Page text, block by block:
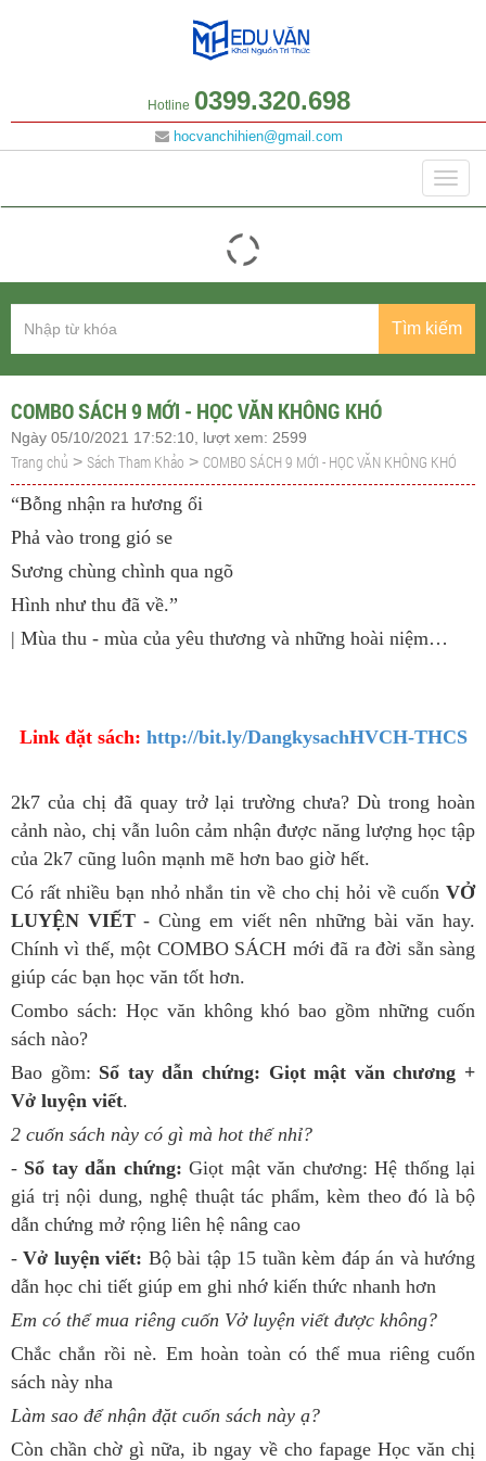
Hotline 0399.320.698
hocvanchihien@gmail.com
Tìm kiếm
COMBO SÁCH 9 MỚI - HỌC VĂN KHÔNG KHÓ
Ngày 05/10/2021 17:52:10, lượt xem: 2599
Trang chủ > Sách Tham Khảo > COMBO SÁCH 9 MỚI - HỌC VĂN KHÔNG KHÓ
“Bỗng nhận ra hương ổi
Phả vào trong gió se
Sương chùng chình qua ngõ
Hình như thu đã về.”
| Mùa thu - mùa của yêu thương và những hoài niệm…
Link đặt sách: http://bit.ly/DangkysachHVCH-THCS
2k7 của chị đã quay trở lại trường chưa? Dù trong hoàn
cảnh nào, chị vẫn luôn cảm nhận được năng lượng học tập
của 2k7 cũng luôn mạnh mẽ hơn bao giờ hết.
Có rất nhiều bạn nhỏ nhắn tin về cho chị hỏi về cuốn VỞ
LUYỆN VIẾT- Cùng em viết nên những bài văn hay.
Chính vì thế, một COMBO SÁCH mới đã ra đời sẵn sàng
giúp các bạn học văn tốt hơn.
Combo sách: Học văn không khó bao gồm những cuốn
sách nào?
Bao gồm: Sổ tay dẫn chứng: Giọt mật văn chương +
Vở luyện viết.
2 cuốn sách này có gì mà hot thế nhỉ?
- Sổ tay dẫn chứng: Giọt mật văn chương: Hệ thống lại
giá trị nội dung, nghệ thuật tác phẩm, kèm theo đó là bộ
dẫn chứng mở rộng liên hệ nâng cao
-Vở luyện viết: Bộ bài tập 15 tuần kèm đáp án và hướng
dẫn học chi tiết giúp em ghi nhớ kiến thức nhanh hơn
Em có thể mua riêng cuốn Vở luyện viết được không?
Chắc chắn rồi nè. Em hoàn toàn có thể mua riêng cuốn
sách này nha
Làm sao để nhận đặt cuốn sách này ạ?
Còn chần chờ gì nữa, ib ngay về cho fapage Học văn chị